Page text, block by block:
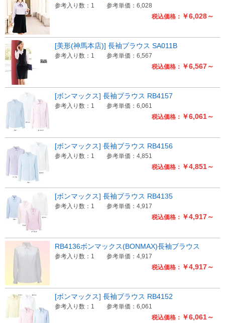
税込価格： ￥6,028～
参考入り数：1 参考単価：6,028
税込価格： ￥6,567～
[美形(神馬本店)] 長袖ブラウス SA011B
参考入り数：1 参考単価：6,567
税込価格： ￥6,061～
[ボンマックス] 長袖ブラウス RB4157
参考入り数：1 参考単価：6,061
税込価格： ￥4,851～
[ボンマックス] 長袖ブラウス RB4156
参考入り数：1 参考単価：4,851
税込価格： ￥4,917～
[ボンマックス] 長袖ブラウス RB4135
参考入り数：1 参考単価：4,917
税込価格： ￥4,917～
RB4136ボンマックス(BONMAX)長袖ブラウス
参考入り数：1 参考単価：4,917
税込価格： ￥6,061～
[ボンマックス] 長袖ブラウス RB4152
参考入り数：1 参考単価：6,061